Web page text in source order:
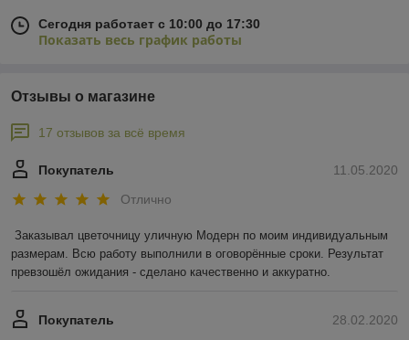
Сегодня работает с 10:00 до 17:30
Показать весь график работы
Отзывы о магазине
17 отзывов за всё время
11.05.2020
Покупатель
Отлично
Заказывал цветочницу уличную Модерн по моим индивидуальным
размерам. Всю работу выполнили в оговорённые сроки. Результат
превзошёл ожидания - сделано качественно и аккуратно.
28.02.2020
Покупатель